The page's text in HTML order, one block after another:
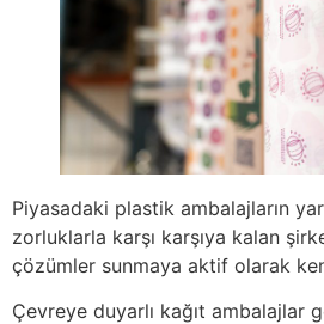
Piyasadaki plastik ambalajların
zorluklarla karşı karşıya kalan
çözümler sunmaya aktif olarak
Çevreye duyarlı kağıt ambalajlar